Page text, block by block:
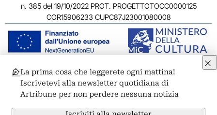
n. 385 del 19/10/2022 PROT. PROGETTOTOCC0000125
COR15906233 CUPC87J23001080008
© 2011-2026 ARTRIBUNE srl – Corso Vittorio Emanuele II, 287 –
00186 Roma - P.I. 11381581005
Privacy: Responsabile della protezione dei dati personali
ARTRIBUNE srl – Corso Vittorio Emanuele II, 287 – 00186 Roma
La prima cosa che leggerete ogni mattina!
Iscrivetevi alla newsletter quotidiana di
Artribune per non perdere nessuna notizia